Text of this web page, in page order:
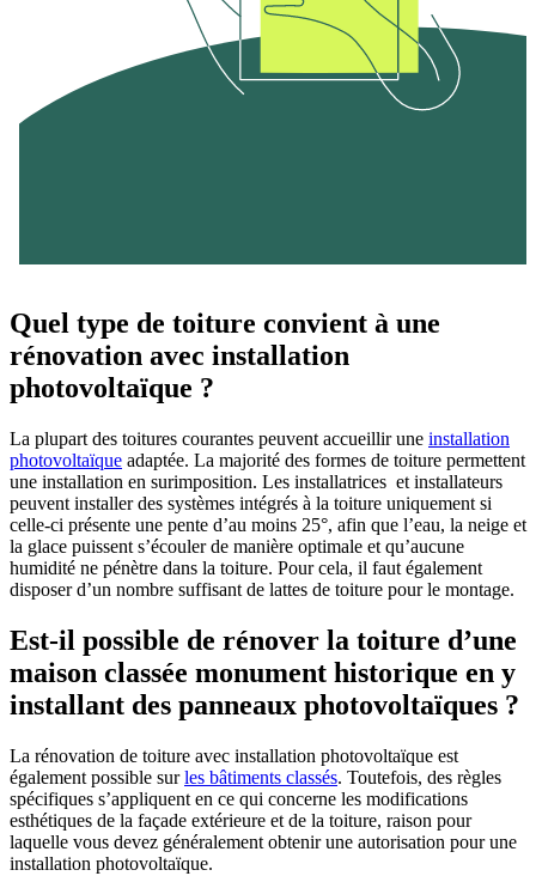
Quel type de toiture convient à une
rénovation avec installation
photovoltaïque ?
La plupart des toitures courantes peuvent accueillir une installation
photovoltaïque adaptée. La majorité des formes de toiture permettent
une installation en surimposition. Les installatrices et installateurs
peuvent installer des systèmes intégrés à la toiture uniquement si
celle-ci présente une pente d’au moins 25°, afin que l’eau, la neige et
la glace puissent s’écouler de manière optimale et qu’aucune
humidité ne pénètre dans la toiture. Pour cela, il faut également
disposer d’un nombre suffisant de lattes de toiture pour le montage.
Est-il possible de rénover la toiture d’une
maison classée monument historique en y
installant des panneaux photovoltaïques ?
La rénovation de toiture avec installation photovoltaïque est
également possible surles bâtiments classés. Toutefois, des règles
spécifiques s’appliquent en ce qui concerne les modifications
esthétiques de la façade extérieure et de la toiture, raison pour
laquelle vous devez généralement obtenir une autorisation pour une
installation photovoltaïque.